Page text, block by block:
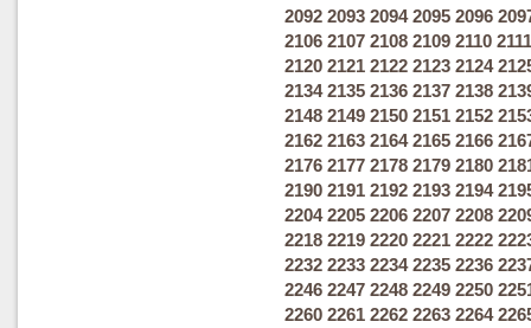
2092 2093 2094 2095 2096
2106 2107 2108 2109 2110 2111
2120 2121 2122 2123 2124
2134 2135 2136 2137 2138
2148 2149 2150 2151 2152
2162 2163 2164 2165 2166
2176 2177 2178 2179 2180
2190 2191 2192 2193 2194
2204 2205 2206 2207 2208
2218 2219 2220 2221 2222
2232 2233 2234 2235 2236
2246 2247 2248 2249 2250
2260 2261 2262 2263 2264